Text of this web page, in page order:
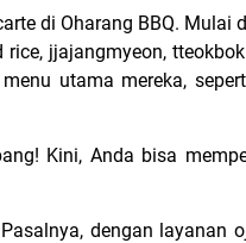
di Oharang BBQ. Mulai
jjajangmyeon,
utama mereka,
Kini, Anda bisa
dengan layanan